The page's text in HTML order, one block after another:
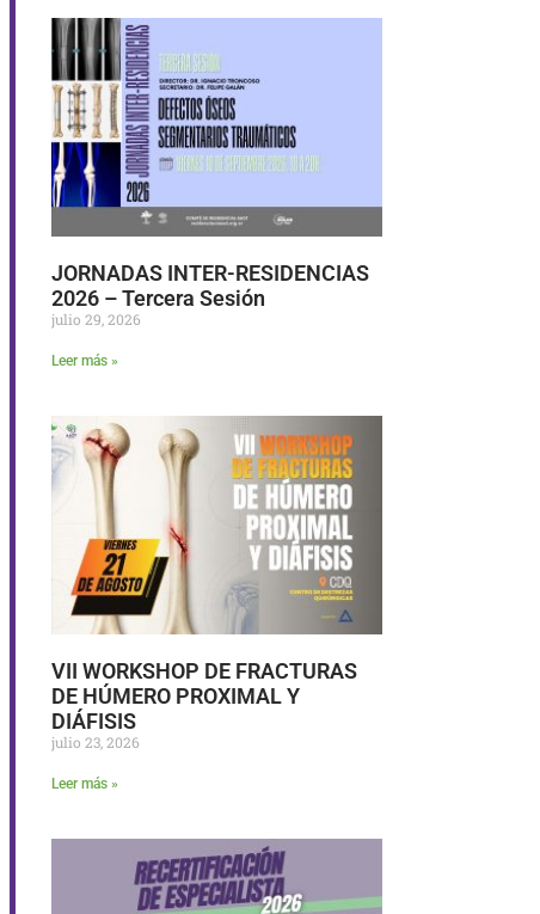
JORNADAS INTER-RESIDENCIAS
2026 – Tercera Sesión
julio 29, 2026
Leer más »
VII WORKSHOP DE FRACTURAS
DE HÚMERO PROXIMAL Y
DIÁFISIS
julio 23, 2026
Leer más »